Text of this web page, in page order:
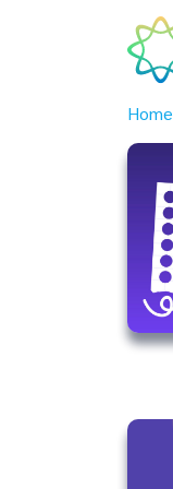
Home